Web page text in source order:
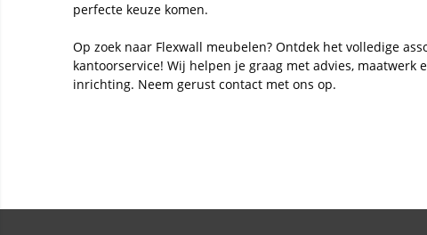
perfecte keuze komen.
Op zoek naar Flexwall meubelen? Ontdek het volledige
kantoorservice! Wij helpen je graag met advies, maatwerk
inrichting. Neem gerust contact met ons op.